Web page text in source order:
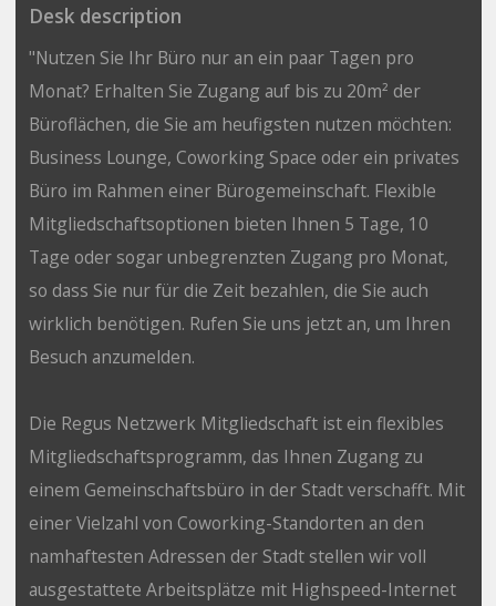
Desk description
"Nutzen Sie Ihr Büro nur an ein paar Tagen pro
Monat? Erhalten Sie Zugang auf bis zu 20m² der
Büroflächen, die Sie am heufigsten nutzen möchten:
Business Lounge, Coworking Space oder ein privates
Büro im Rahmen einer Bürogemeinschaft. Flexible
Mitgliedschaftsoptionen bieten Ihnen 5 Tage, 10
Tage oder sogar unbegrenzten Zugang pro Monat,
so dass Sie nur für die Zeit bezahlen, die Sie auch
wirklich benötigen. Rufen Sie uns jetzt an, um Ihren
Besuch anzumelden.
Die Regus Netzwerk Mitgliedschaft ist ein flexibles
Mitgliedschaftsprogramm, das Ihnen Zugang zu
einem Gemeinschaftsbüro in der Stadt verschafft. Mit
einer Vielzahl von Coworking-Standorten an den
namhaftesten Adressen der Stadt stellen wir voll
ausgestattete Arbeitsplätze mit Highspeed-Internet